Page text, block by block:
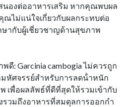
องต่ออาหารเสริม หากคุณพบผล
ณไม่แน่ใจเกี่ยวกับผลกระทบต่อ
ากับผู้เชี่ยวชาญด้านสุขภาพ
: Garcinia cambogia ไม่ควรถูก
หัศจรรย์สําหรับการลดน้ําหนัก
เพื่อผลลัพธ์ที่ดีที่สุดให้รวมเข้ากับ
วมถึงอาหารที่สมดุลการออกกํา